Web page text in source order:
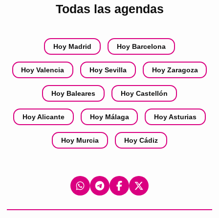
Todas las agendas
Hoy Madrid Hoy Barcelona
Hoy Valencia Hoy Sevilla Hoy Zaragoza
Hoy Baleares Hoy Castellón
Hoy Alicante Hoy Málaga Hoy Asturias
Hoy Murcia Hoy Cádiz